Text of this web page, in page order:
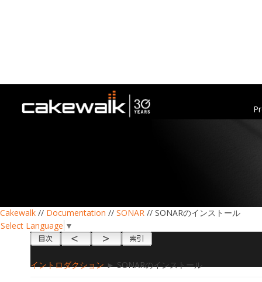
Cakewalk // Documentation // SONAR // SONARのインストール
Select Language ▼
イントロダクション► SONARのインストール